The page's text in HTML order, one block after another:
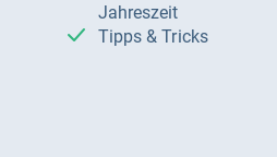
Jahreszeit
Tipps & Tricks